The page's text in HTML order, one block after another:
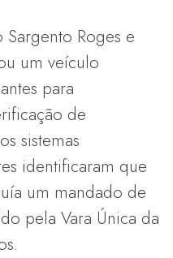
Roges e
um veículo
para
de
sistemas
identificaram que
um mandado de
pela Vara Única da